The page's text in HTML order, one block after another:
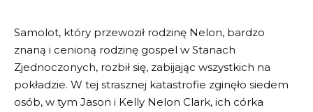
Samolot, który przewoził rodzinę Nelon, bardzo
znaną i cenioną rodzinę gospel w Stanach
Zjednoczonych, rozbił się, zabijając wszystkich na
pokładzie. W tej strasznej katastrofie zginęło siedem
osób, w tym Jason i Kelly Nelon Clark, ich córka